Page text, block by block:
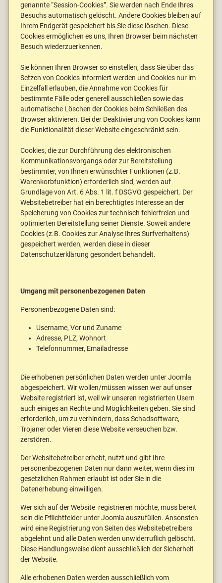
genannte “Session-Cookies”. Sie werden nach Ende Ihres
Besuchs automatisch gelöscht. Andere Cookies bleiben auf
Ihrem Endgerät gespeichert bis Sie diese löschen. Diese
Cookies ermöglichen es uns, Ihren Browser beim nächsten
Besuch wiederzuerkennen.
Sie können Ihren Browser so einstellen, dass Sie über das
Setzen von Cookies informiert werden und Cookies nur im
Einzelfall erlauben, die Annahme von Cookies für
bestimmte Fälle oder generell ausschließen sowie das
automatische Löschen der Cookies beim Schließen des
Browser aktivieren. Bei der Deaktivierung von Cookies kann
die Funktionalität dieser Website eingeschränkt sein.
Cookies, die zur Durchführung des elektronischen
Kommunikationsvorgangs oder zur Bereitstellung
bestimmter, von Ihnen erwünschter Funktionen (z.B.
Warenkorbfunktion) erforderlich sind, werden auf
Grundlage von Art. 6 Abs. 1 lit. f DSGVO gespeichert. Der
Websitebetreiber hat ein berechtigtes Interesse an der
Speicherung von Cookies zur technisch fehlerfreien und
optimierten Bereitstellung seiner Dienste. Soweit andere
Cookies (z.B. Cookies zur Analyse Ihres Surfverhaltens)
gespeichert werden, werden diese in dieser
Datenschutzerklärung gesondert behandelt.
Umgang mit personenbezogenen Daten
Personenbezogene Daten sind:
Username, Vor und Zuname
Adresse, PLZ, Wohnort
Telefonnummer, Emailadresse
Die erhobenen persönlichen Daten werden unter Joomla
abgespeichert. Wir wollen/müssen wissen wer auf unser
Website registriert ist, weil wir unseren registrierten Usern
auch einiges an Rechte und Möglichkeiten geben. Sie sind
erforderlich, um zu verhindern, dass Schadsoftware,
Trojaner oder Vieren diese Website verseuchen bzw.
zerstören.
Der Websitebetreiber erhebt, nutzt und gibt Ihre
personenbezogenen Daten nur dann weiter, wenn dies im
gesetzlichen Rahmen erlaubt ist oder Sie in die
Datenerhebung einwilligen.
Wer sich auf der Website registrieren möchte, muss bereit
sein die Pflichtfelder unter Joomla auszufüllen. Ansonsten
wird eine Registrierung von Seiten des Websitebetreibers
abgelehnt und alle Daten werden unwiderruflich gelöscht.
Diese Handlungsweise dient ausschließlich der Sicherheit
der Website.
Alle erhobenen Daten werden ausschließlich vom